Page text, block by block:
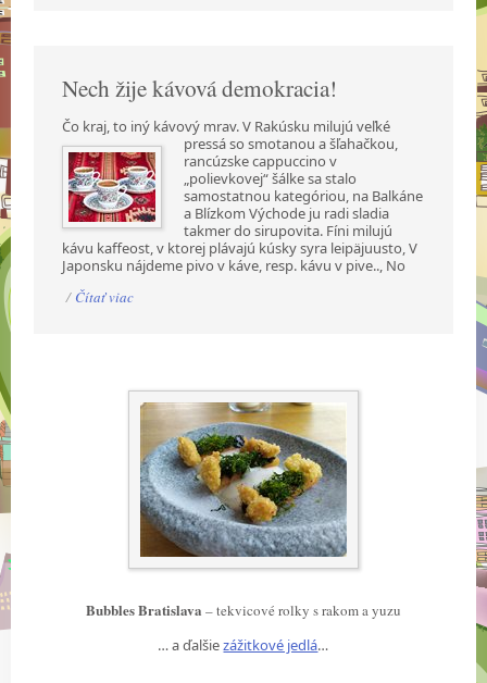
Nech žije kávová demokracia!
Čo kraj, to iný kávový mrav. V Rakúsku milujú veľké
pressá so smotanou a šľahačkou,
rancúzske cappuccino v
„polievkovej“ šálke sa stalo
samostatnou kategóriou, na Balkáne
a Blízkom Východe ju radi sladia
takmer do sirupovita. Fíni milujú
kávu kaffeost, v ktorej plávajú kúsky syra leipäjuusto, V
Japonsku nájdeme pivo v káve, resp. kávu v pive.., No
/ Čítať viac
Bubbles Bratislava – tekvicové rolky s rakom a yuzu
… a ďalšiezážitkové jedlá…